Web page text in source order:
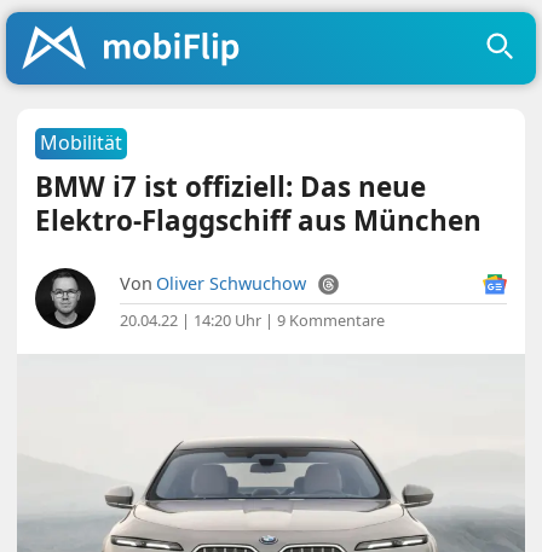
Mobilität
BMW i7 ist offiziell: Das neue
Elektro-Flaggschiff aus München
Von Oliver Schwuchow
20.04.22 | 14:20 Uhr |9 Kommentare